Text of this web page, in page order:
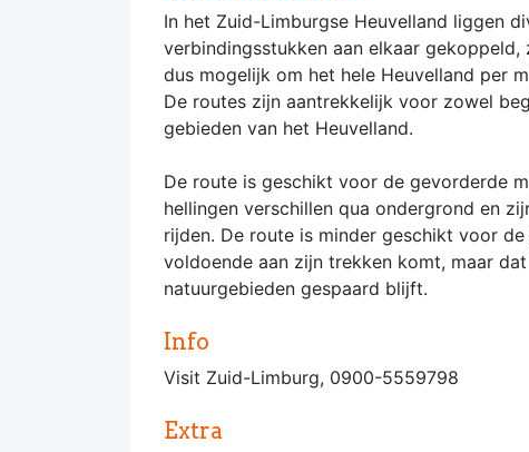
In het Zuid-Limburgse Heuvelland liggen
verbindingsstukken aan elkaar
dus mogelijk om het hele Heuvelland per
De routes zijn aantrekkelijk voor zowel
gebieden van het Heuvelland.
De route is geschikt voor de gevorderde
hellingen verschillen qua ondergrond en
rijden. De route is minder geschikt voor
voldoende aan zijn trekken komt, maar
natuurgebieden gespaard blijft.
Info
Visit Zuid-Limburg, 0900-5559798
Extra